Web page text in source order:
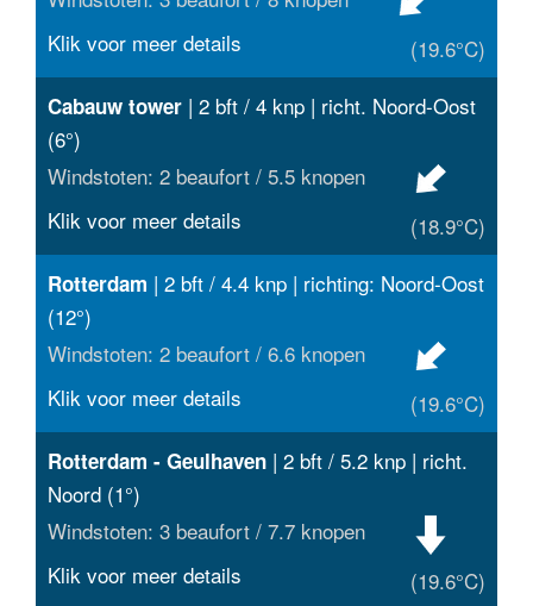
(19.6°C)
Klik voor meer details
Cabauw tower | 2 bft / 4 knp | richt. Noord-Oost
(6°)
Windstoten: 2 beaufort / 5.5 knopen
(18.9°C)
Klik voor meer details
Rotterdam | 2 bft / 4.4 knp | richting: Noord-Oost
(12°)
Windstoten: 2 beaufort / 6.6 knopen
(19.6°C)
Klik voor meer details
Rotterdam - Geulhaven | 2 bft / 5.2 knp | richt.
Noord (1°)
Windstoten: 3 beaufort / 7.7 knopen
(19.6°C)
Klik voor meer details